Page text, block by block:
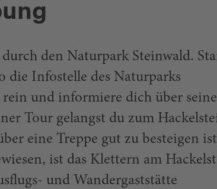
den Naturpark Steinwald.
die Infostelle des Naturparks
und informiere dich über seine
Tour gelangst du zum
eine Treppe gut zu besteigen
ist das Klettern am
und Wandergaststätte